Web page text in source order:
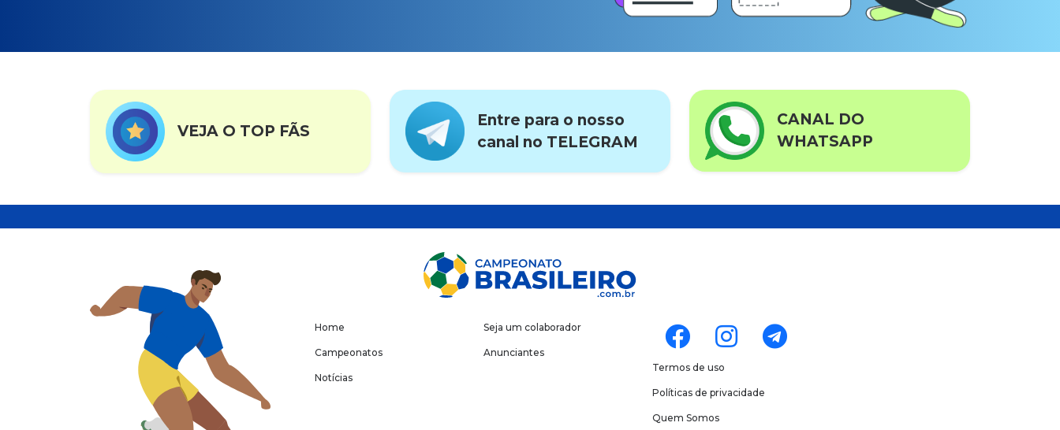
VEJA O TOP FÃS
Entre para o nosso
canal no TELEGRAM
CANAL DO
WHATSAPP
Home
Campeonatos
Notícias
Seja um colaborador
Anunciantes
Termos de uso
Políticas de privacidade
Quem Somos